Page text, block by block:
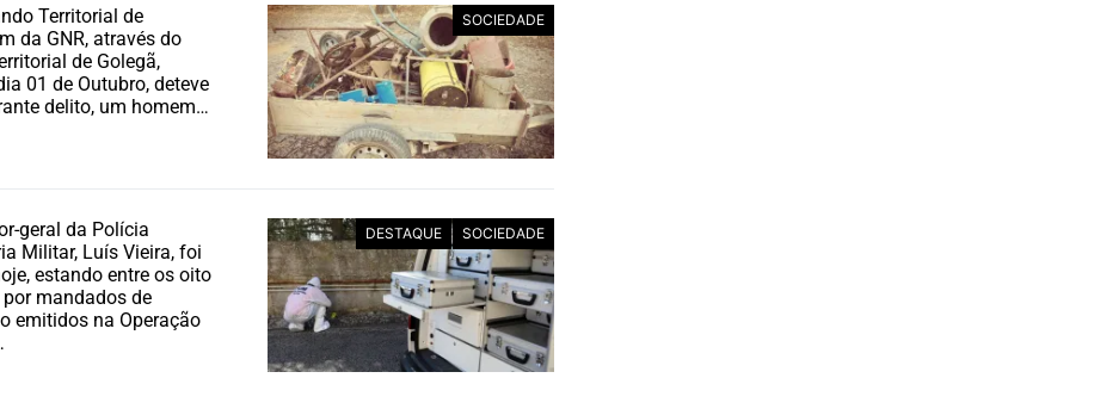
SOCIEDADE
Territorial de
da GNR, através do
de Golegã,
01 de Outubro, deteve
delito, um homem…
DESTAQUE SOCIEDADE
geral da Polícia
Militar, Luís Vieira, foi
estando entre os oito
mandados de
emitidos na Operação